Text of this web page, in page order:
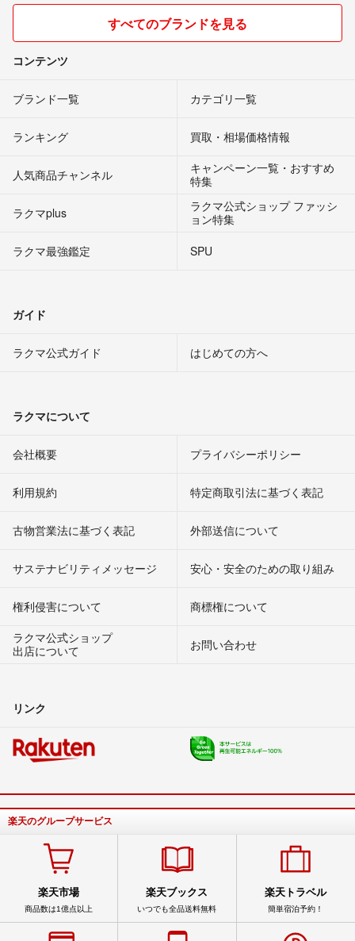
すべてのブランドを見る
コンテンツ
ブランド一覧 カテゴリ一覧
ランキング 買取・相場価格情報
人気商品チャンネル
キャンペーン一覧・おすすめ
特集
ラクマplus
ラクマ公式ショップ ファッシ
ョン特集
ラクマ最強鑑定
SPU
ガイド
ラクマ公式ガイド はじめての方へ
ラクマについて
会社概要 プライバシーポリシー
利用規約 特定商取引法に基づく表記
古物営業法に基づく表記 外部送信について
サステナビリティメッセージ 安心・安全のための取り組み
権利侵害について
商標権について
ラクマ公式ショップ
出店について
お問い合わせ
リンク
楽天のグループサービス
楽天市場
商品数は1億点以上
楽天ブックス
いつでも全品送料無料
楽天トラベル
簡単宿泊予約！